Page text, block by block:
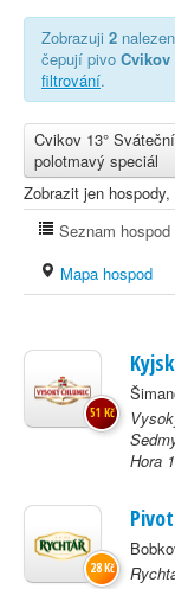
Zobrazuji 2
čepují pivo Cvikov
filtrování.
Cvikov 13° Sváteční
polotmavý speciál
Zobrazit jen
Seznam hospod
Mapa hospod
Hora
51 Kč
28 Kč